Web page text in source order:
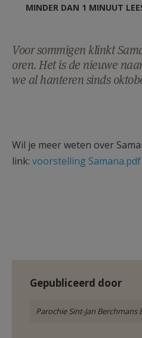
STARTPAGINA
AANMELDEN OF
MINDER DAN 1 MINUUT
Voor sommigen klinkt
oren. Het is de nieuwe
we al hanteren sinds
Wil je meer weten over
link: voorstelling Samana.pdf
Gepubliceerd door
Parochie Sint-Jan Berchmans